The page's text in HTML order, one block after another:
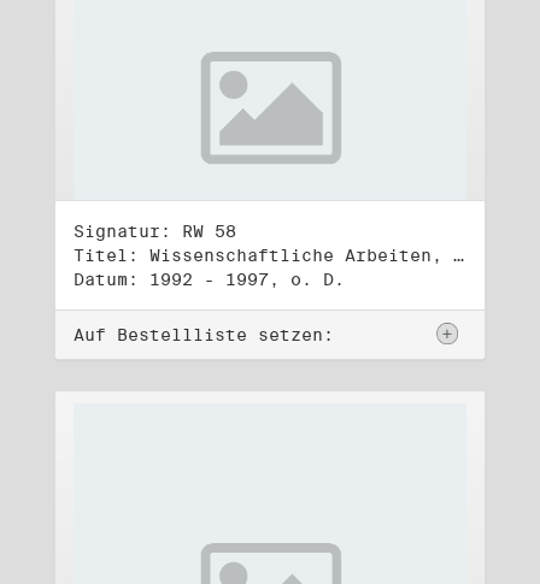
Signatur: RW 58
Titel: Wissenschaftliche Arbeiten, Studien und Manuskripte Dritter (2)
Datum: 1992 - 1997, o. D.
Auf Bestellliste setzen: